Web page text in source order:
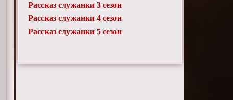
Рассказ служанки 3 сезон
Рассказ служанки 4 сезон
Рассказ служанки 5 сезон